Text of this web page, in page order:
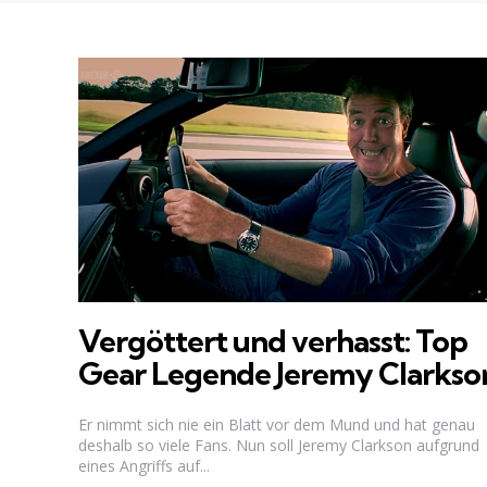
Vergöttert und verhasst: Top
Gear Legende Jeremy
Er nimmt sich nie ein Blatt vor dem Mund und hat genau
deshalb so viele Fans. Nun soll Jeremy Clarkson aufgrund
eines Angriffs auf...